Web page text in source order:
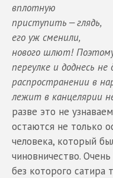
вплотную
приступить — глядь,
его уж сменили,
нового шлют!
переулке и доднесь
распространении в
лежит в канцелярии
разве это не
остаются не только
человека, который
чиновничество.
без которого сатира